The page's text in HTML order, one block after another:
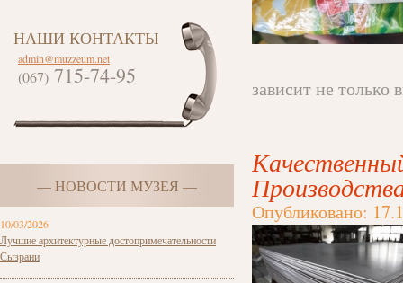
НАШИ КОНТАКТЫ
admin@muzzeum.net
(067) 715-74-95
— НОВОСТИ МУЗЕЯ —
10/03/2026
Лучшие архитектурные достопримечательности
Сызрани
зависит не только
Опубликовано: